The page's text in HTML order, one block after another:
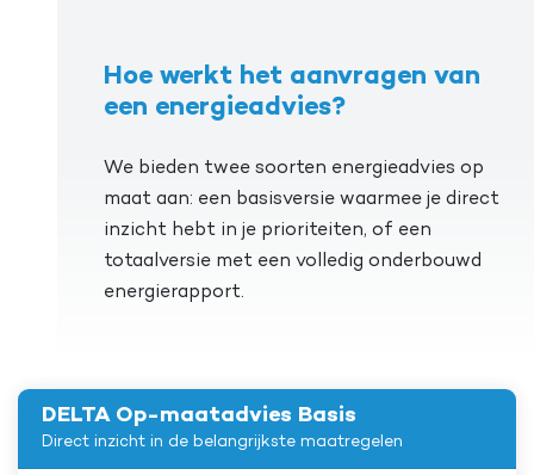
Hoe werkt het aanvragen van
een energieadvies?
We bieden twee soorten energieadvies op
maat aan: een basisversie waarmee je direct
inzicht hebt in je prioriteiten, of een
totaalversie met een volledig onderbouwd
energierapport.
DELTA Op-maatadvies Basis
Direct inzicht in de belangrijkste maatregelen